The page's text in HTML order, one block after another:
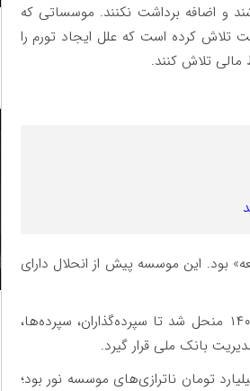
و اضافه برداشت نکنند. موسساتی که
تلاش کرده است که علل ایجاد تورم را
تلاش کنند.
بود. این موسسه پیش از انحلال دارای
پس از توسعه، نوبت انحلال به موسسه «نور» رسید. این موسسه هم آذرماه ۱۴۰۲ منحل شد تا سپرده‌گذاران، سپرده‌ها،
بانک ملی قرار گیرد.
انتقال موسسه اعتباری نور به بانک ملی، انتقال ۴۰ هزار میلیارد تومان ناترازی‌های موسسه نور بود؛